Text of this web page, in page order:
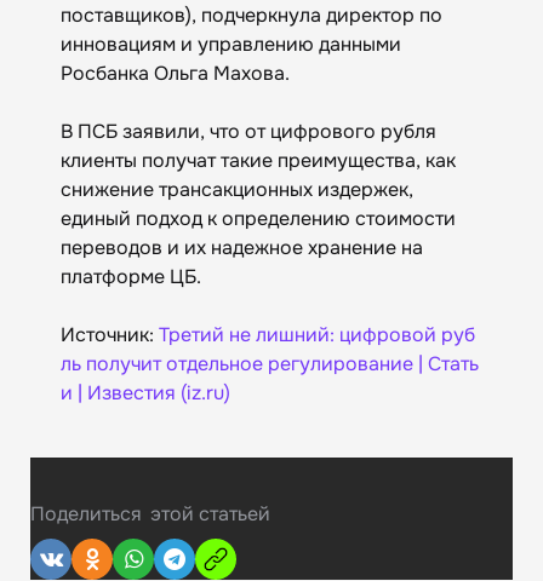
поставщиков), подчеркнула директор по
инновациям и управлению данными
Росбанка Ольга Махова.
В ПСБ заявили, что от цифрового рубля
клиенты получат такие преимущества, как
снижение трансакционных издержек,
единый подход к определению стоимости
переводов и их надежное хранение на
платформе ЦБ.
Источник: Третий не лишний: цифровой руб
ль получит отдельное регулирование | Стать
и | Известия (iz.ru)
Поделиться этой статьей